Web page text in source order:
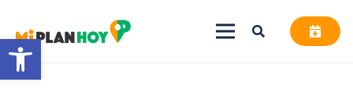
Abrir barra de herramientas